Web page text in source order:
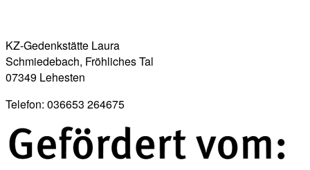
KZ-Gedenkstätte Laura
Schmiedebach, Fröhliches Tal
07349 Lehesten
Telefon: 036653 264675